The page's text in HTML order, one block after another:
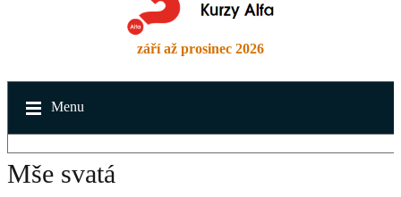
září až prosinec 2026
Menu
Mše svatá